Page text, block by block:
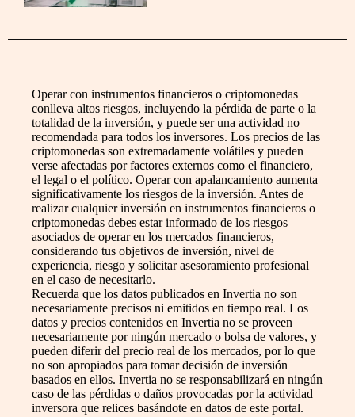
Operar con instrumentos financieros o criptomonedas
conlleva altos riesgos, incluyendo la pérdida de parte o la
totalidad de la inversión, y puede ser una actividad no
recomendada para todos los inversores. Los precios de las
criptomonedas son extremadamente volátiles y pueden
verse afectadas por factores externos como el financiero,
el legal o el político. Operar con apalancamiento aumenta
significativamente los riesgos de la inversión. Antes de
realizar cualquier inversión en instrumentos financieros o
criptomonedas debes estar informado de los riesgos
asociados de operar en los mercados financieros,
considerando tus objetivos de inversión, nivel de
experiencia, riesgo y solicitar asesoramiento profesional
en el caso de necesitarlo.
Recuerda que los datos publicados en Invertia no son
necesariamente precisos ni emitidos en tiempo real. Los
datos y precios contenidos en Invertia no se proveen
necesariamente por ningún mercado o bolsa de valores, y
pueden diferir del precio real de los mercados, por lo que
no son apropiados para tomar decisión de inversión
basados en ellos. Invertia no se responsabilizará en ningún
caso de las pérdidas o daños provocadas por la actividad
inversora que relices basándote en datos de este portal.